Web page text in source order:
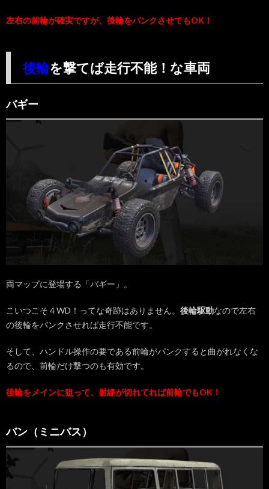
左右の前輪が確実ですが、後輪をパンクさせてもOK！
後輪を撃てば走行不能！な車両
バギー
両マップに登場する「バギー」。
こいつこそ４WD！ってな奇跡はありません。 後輪駆動なので左右
の後輪をパンクさせれば走行不能です。
そして、ハンドル操作の要である前輪がパンクすると曲がれなくな
るので、前輪だけ撃つのも有効です。
後輪をメインに狙って、射線が切れてれば前輪でもOK！
バン（ミニバス）